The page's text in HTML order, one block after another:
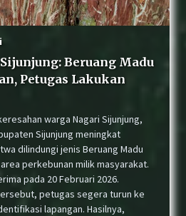
Beruang Madu
Petugas Lakukan
warga Nagari Sijunjung,
Sijunjung meningkat
dilindungi jenis Beruang Madu
perkebunan milik masyarakat.
pada 20 Februari 2026.
petugas segera turun ke
lapangan. Hasilnya,